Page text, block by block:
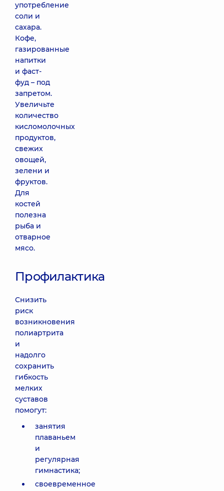
употребление
соли и
сахара.
Кофе,
газированные
напитки
и фаст-
фуд – под
запретом.
Увеличьте
количество
кисломолочных
продуктов,
свежих
овощей,
зелени и
фруктов.
Для
костей
полезна
рыба и
отварное
мясо.
Профилактика
Снизить
риск
возникновения
полиартрита
и
надолго
сохранить
гибкость
мелких
суставов
помогут:
занятия
плаваньем
и
регулярная
гимнастика;
своевременное